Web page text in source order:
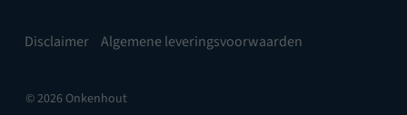
Disclaimer Algemene leveringsvoorwaarden
© 2026 Onkenhout